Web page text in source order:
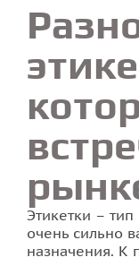
Этикетки –
очень сильно
назначения. К